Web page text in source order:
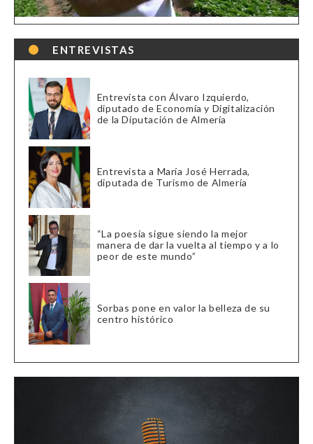
ENTREVISTAS
Entrevista con Álvaro Izquierdo,
diputado de Economía y Digitalización
de la Diputación de Almería
Entrevista a María José Herrada,
diputada de Turismo de Almería
“La poesía sigue siendo la mejor
manera de dar la vuelta al tiempo y a lo
peor de este mundo”
Sorbas pone en valor la belleza de su
centro histórico